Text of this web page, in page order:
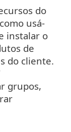
do
usá-
instalar o
de
do cliente.
grupos,